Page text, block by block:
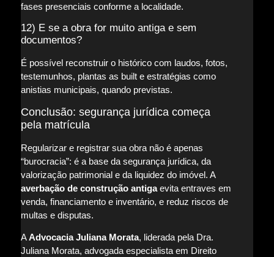
fases presenciais conforme a localidade.
12) E se a obra for muito antiga e sem
documentos?
É possível reconstruir o histórico com laudos, fotos,
testemunhos, plantas as built e estratégias como
anistias municipais, quando previstas.
Conclusão: segurança jurídica começa
pela matrícula
Regularizar e registrar sua obra não é apenas
“burocracia”: é a base da segurança jurídica, da
valorização patrimonial e da liquidez do imóvel. A
averbação de construção antigaevita entraves em
venda, financiamento e inventário, e reduz riscos de
multas e disputas.
AAdvocacia Juliana Morata, liderada pela Dra.
Juliana Morata, advogada especialista em Direito